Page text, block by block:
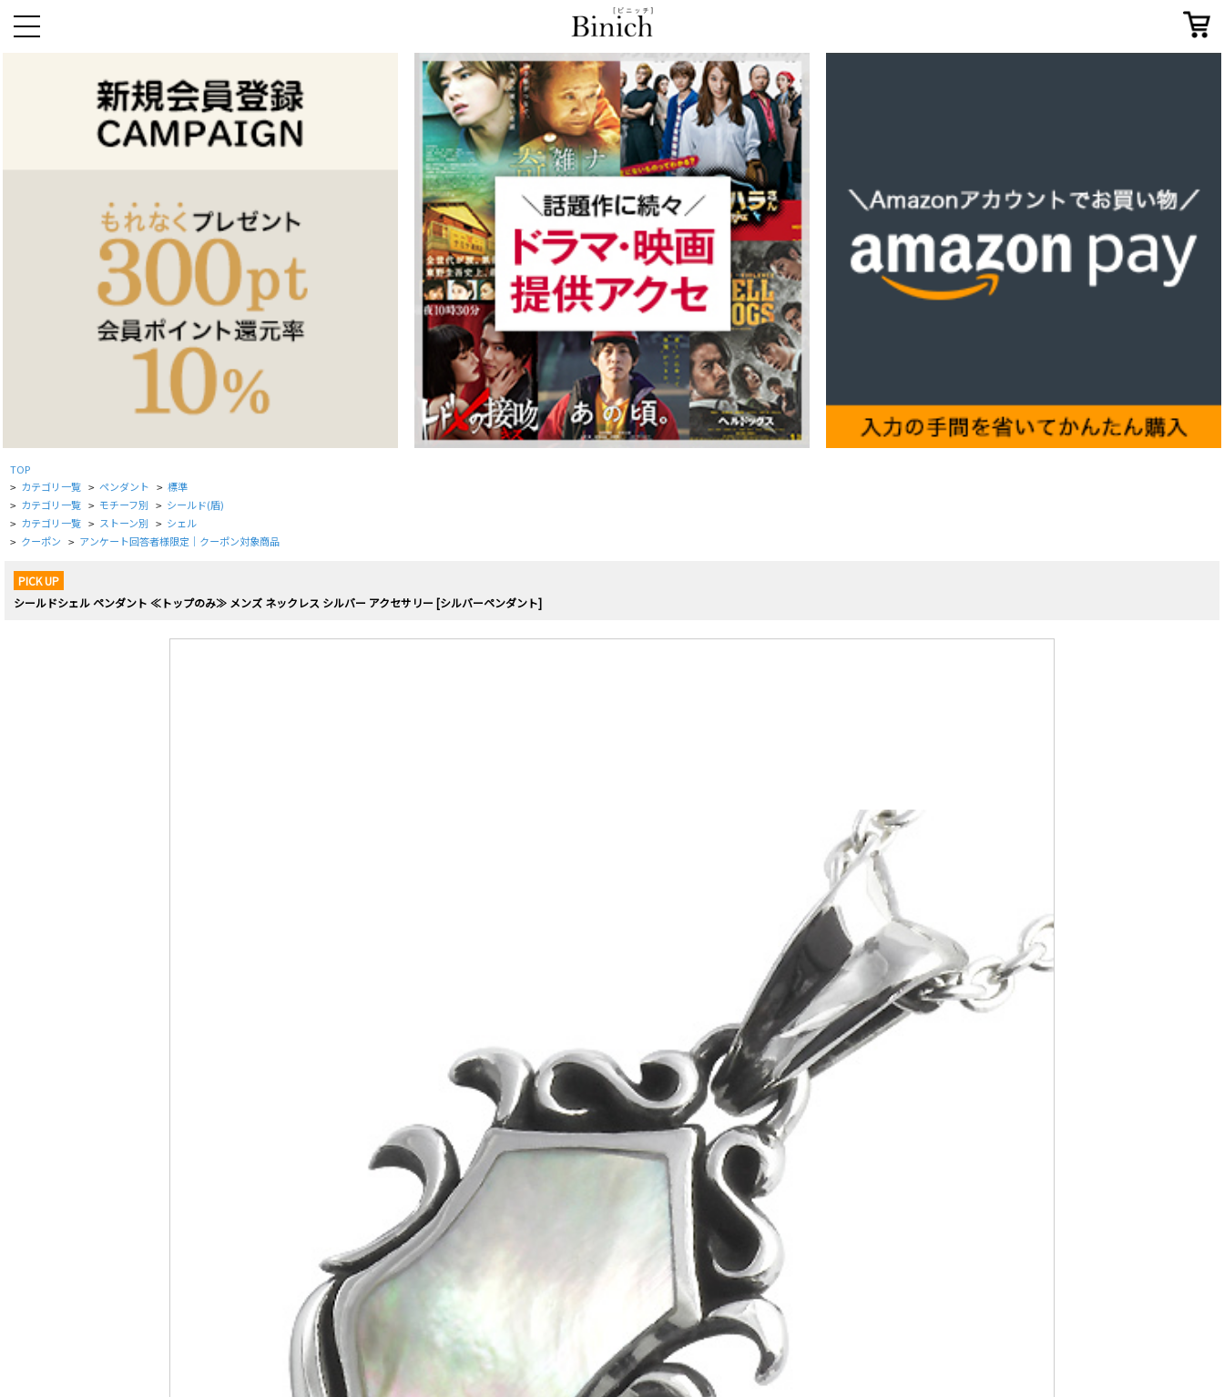
TOP
> カテゴリ一覧 > ペンダント > 標準
> カテゴリ一覧 > モチーフ別 > シールド(盾)
> カテゴリ一覧 > ストーン別 > シェル
> クーポン > アンケート回答者様限定｜クーポン対象商品
PICK UP
シールドシェル ペンダント ≪トップのみ≫ メンズ ネックレス シルバー アクセサリー [シルバーペンダント]